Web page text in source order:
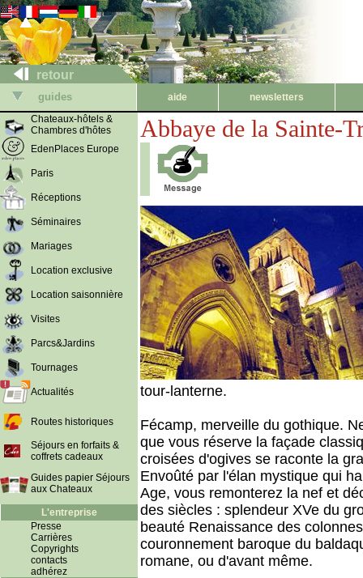
retour
guides aide
newsletters
Chateaux-hôtels &
Chambres d'hôtes
EdenPlaces Europe
Paris
Réceptions
Séminaires
Mariages
Location exclusive
Location saisonnière
Visites
Parcs&Jardins
Tournages
Actualités
Routes historiques
Séjours en forfaits &
coffrets cadeaux
Guides papier Séjours
aux Chateaux
L'entreprise
Presse
Carrières
Copyrights
contacts
adhérez
Abbaye de la Sainte-
tour-lanterne.
Fécamp, merveille du gothique.
que vous réserve la façade
croisées d'ogives se raconte la
Envoûté par l'élan mystique qui
Age, vous remonterez la nef et
des siècles : splendeur XVe du
beauté Renaissance des
couronnement baroque du
romane, ou d'avant même.